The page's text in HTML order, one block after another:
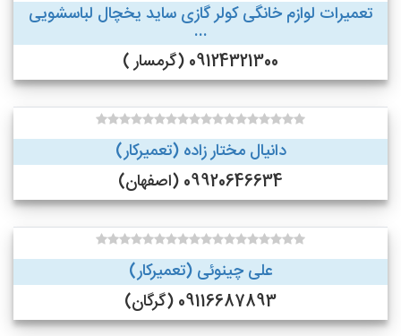
تعمیرات لوازم خانگی کولر گازی ساید یخچال لباسشویی
...
09124321300 (گرمسار )
دانیال مختار زاده (تعمیرکار)
09920646634 (اصفهان)
علی چینوئی (تعمیرکار)
09116687893 (گرگان)